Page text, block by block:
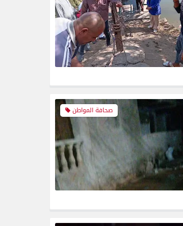
صحافة المواطن